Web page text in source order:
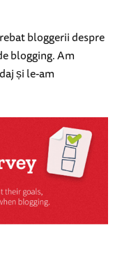
bloggerii despre
blogging. Am
și le-am